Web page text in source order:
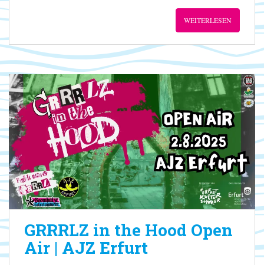
WEITERLESEN
GRRRLZ in the Hood Open
Air | AJZ Erfurt